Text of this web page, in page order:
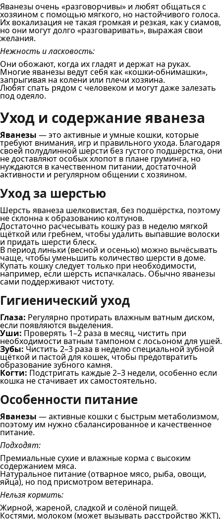
Яванезы очень «разговорчивы» и любят общаться с
хозяином с помощью мягкого, но настойчивого голоса.
Их вокализация не такая громкая и резкая, как у сиамов,
но они могут долго «разговаривать», выражая свои
желания.
Нежность и ласковость:
Они обожают, когда их гладят и держат на руках.
Многие яванезы ведут себя как «кошки-обнимашки»,
запрыгивая на колени или плечи хозяина.
Любят спать рядом с человеком и могут даже залезать
под одеяло.
Уход и содержание яванеза
Яванезы — это активные и умные кошки, которые
требуют внимания, игр и правильного ухода. Благодаря
своей полудлинной шерсти без густого подшёрстка, они
не доставляют особых хлопот в плане груминга, но
нуждаются в качественном питании, достаточной
активности и регулярном общении с хозяином.
Уход за шерстью
Шерсть яванеза шелковистая, без подшёрстка, поэтому
не склонна к образованию колтунов.
Достаточно расчесывать кошку раз в неделю мягкой
щёткой или гребнем, чтобы удалить выпавшие волоски
и придать шерсти блеск.
В период линьки (весной и осенью) можно вычёсывать
чаще, чтобы уменьшить количество шерсти в доме.
Купать кошку следует только при необходимости,
например, если шерсть испачкалась. Обычно яванезы
сами поддерживают чистоту.
Гигиенический уход
Глаза: Регулярно протирать влажным ватным диском,
если появляются выделения.
Уши: Проверять 1–2 раза в месяц, чистить при
необходимости ватным тампоном с лосьоном для ушей.
Зубы: Чистить 2–3 раза в неделю специальной зубной
щёткой и пастой для кошек, чтобы предотвратить
образование зубного камня.
Когти: Подстригать каждые 2–3 недели, особенно если
кошка не стачивает их самостоятельно.
Особенности питание
Яванезы — активные кошки с быстрым метаболизмом,
поэтому им нужно сбалансированное и качественное
питание.
Подходят:
Премиальные сухие и влажные корма с высоким
содержанием мяса.
Натуральное питание (отварное мясо, рыба, овощи,
яйца), но под присмотром ветеринара.
Нельзя кормить:
Жирной, жареной, сладкой и солёной пищей.
Костями, молоком (может вызывать расстройство ЖКТ),